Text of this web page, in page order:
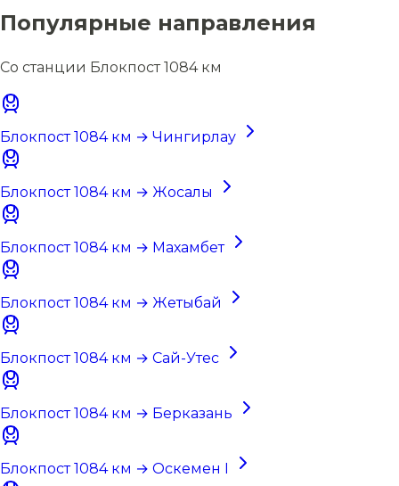
Популярные направления
Со станции Блокпост 1084 км
Блокпост 1084 км → Чингирлау
Блокпост 1084 км → Жосалы
Блокпост 1084 км → Махамбет
Блокпост 1084 км → Жетыбай
Блокпост 1084 км → Сай-Утес
Блокпост 1084 км → Берказань
Блокпост 1084 км → Оскемен I